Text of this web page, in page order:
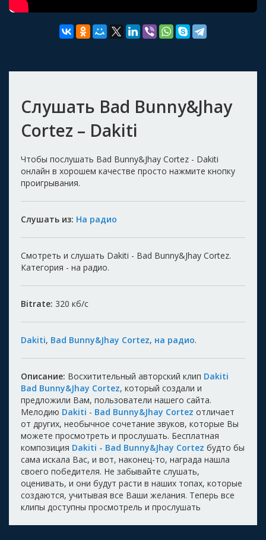
Слушать Bad Bunny&Jhay
Cortez – Dakiti
Чтобы послушать Bad Bunny&Jhay Cortez - Dakiti
онлайн в хорошем качестве просто нажмите кнопку
проигрывания.
Слушать из: На радио
Смотреть и слушать Dakiti - Bad Bunny&Jhay Cortez.
Категория - на радио.
Bitrate: 320 кб/с
Dakiti, Bad Bunny&Jhay Cortez, на радио.
Описание: Восхитительный авторский клип Dakiti
Bad Bunny&Jhay Cortez, который создали и
предложили Вам, пользователи нашего сайта.
Мелодию Dakiti - Bad Bunny&Jhay Cortez отличает
от других, необычное сочетание звуков, которые Вы
можете просмотреть и прослушать. Бесплатная
композиция Dakiti - Bad Bunny&Jhay Cortez будто бы
сама искала Вас, и вот, наконец-то, награда нашла
своего победителя. Не забывайте слушать,
оценивать, и они будут расти в наших топах, которые
создаются, учитывая все Ваши желания. Теперь все
клипы доступны просмотрель и прослушать